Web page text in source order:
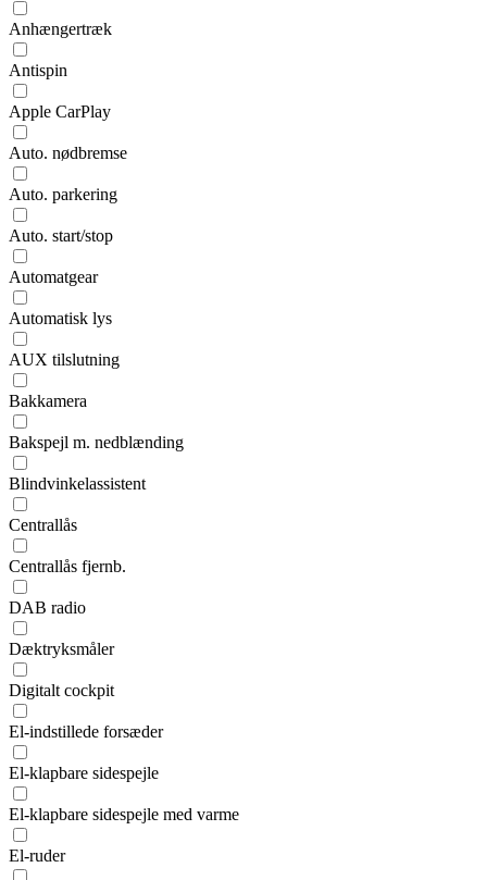
Anhængertræk
Antispin
Apple CarPlay
Auto. nødbremse
Auto. parkering
Auto. start/stop
Automatgear
Automatisk lys
AUX tilslutning
Bakkamera
Bakspejl m. nedblænding
Blindvinkelassistent
Centrallås
Centrallås fjernb.
DAB radio
Dæktryksmåler
Digitalt cockpit
El-indstillede forsæder
El-klapbare sidespejle
El-klapbare sidespejle med varme
El-ruder